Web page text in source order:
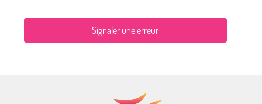
Signaler une erreur